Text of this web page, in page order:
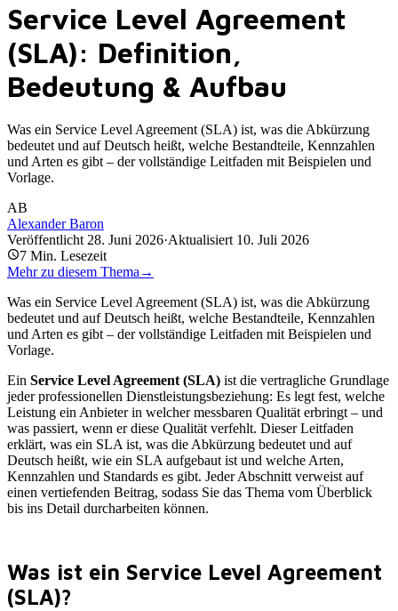
Service Level Agreement
(SLA): Definition,
Bedeutung & Aufbau
Was ein Service Level Agreement (SLA) ist, was die Abkürzung
bedeutet und auf Deutsch heißt, welche Bestandteile, Kennzahlen
und Arten es gibt – der vollständige Leitfaden mit Beispielen und
Vorlage.
AB
Alexander Baron
Veröffentlicht 28. Juni 2026·Aktualisiert 10. Juli 2026
7 Min. Lesezeit
Mehr zu diesem Thema →
Was ein Service Level Agreement (SLA) ist, was die Abkürzung
bedeutet und auf Deutsch heißt, welche Bestandteile, Kennzahlen
und Arten es gibt – der vollständige Leitfaden mit Beispielen und
Vorlage.
Ein Service Level Agreement (SLA) ist die vertragliche Grundlage
jeder professionellen Dienstleistungsbeziehung: Es legt fest, welche
Leistung ein Anbieter in welcher messbaren Qualität erbringt – und
was passiert, wenn er diese Qualität verfehlt. Dieser Leitfaden
erklärt, was ein SLA ist, was die Abkürzung bedeutet und auf
Deutsch heißt, wie ein SLA aufgebaut ist und welche Arten,
Kennzahlen und Standards es gibt. Jeder Abschnitt verweist auf
einen vertiefenden Beitrag, sodass Sie das Thema vom Überblick
bis ins Detail durcharbeiten können.
Was ist ein Service Level Agreement
(SLA)?